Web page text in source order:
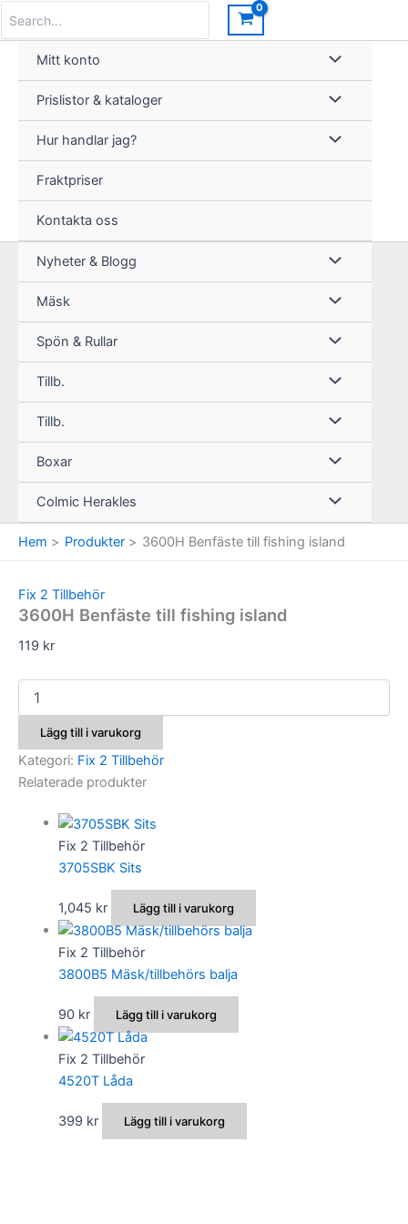
innehåll
for:
Mitt konto
Prislistor & kataloger
Hur handlar jag?
Fraktpriser
Kontakta oss
Nyheter & Blogg
Mäsk
Spön & Rullar
Tillb.
Tillb.
Boxar
Colmic Herakles
Hem Produkter 3600H Benfäste till fishing island
Fix 2 Tillbehör
3600H Benfäste till fishing island
119 kr
Benfäste
fishing
island
mängd
Lägg till i varukorg
Kategori: Fix 2 Tillbehör
Relaterade produkter
Fix 2 Tillbehör
3705SBK Sits
1,045 kr Lägg till i varukorg
Fix 2 Tillbehör
3800B5 Mäsk/tillbehörs balja
90 kr Lägg till i varukorg
Fix 2 Tillbehör
4520T Låda
399 kr Lägg till i varukorg